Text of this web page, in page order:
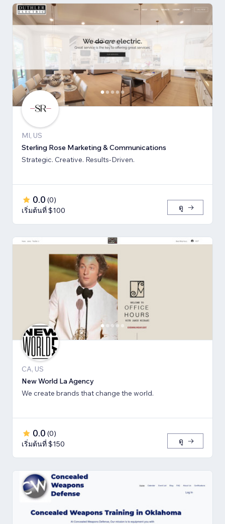
MI, US
Sterling Rose Marketing & Communications
Strategic. Creative. Results-Driven.
0.0 (0)
เริ่มต้นที่ $100
ดู
CA, US
New World La Agency
We create brands that change the world.
0.0 (0)
เริ่มต้นที่ $150
ดู